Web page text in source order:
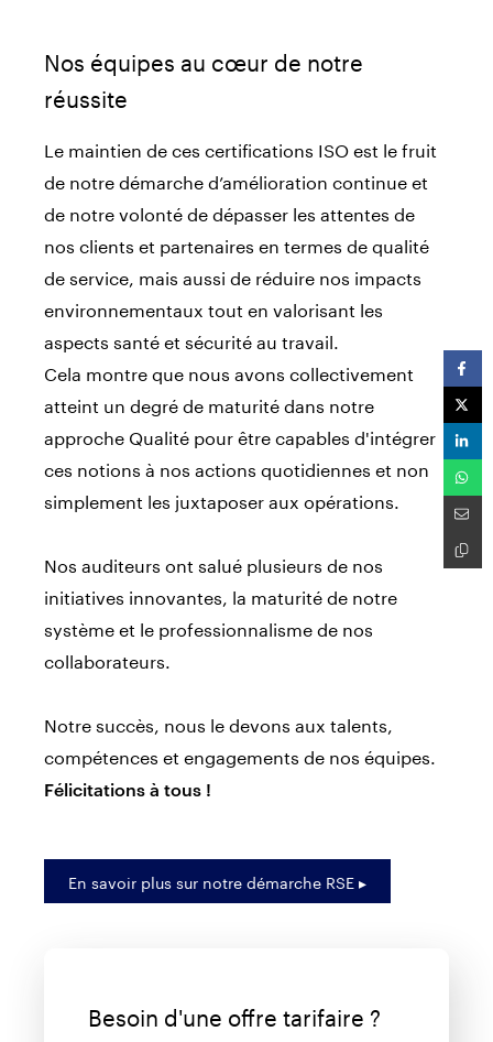
Nos équipes au cœur de notre
réussite
Le maintien de ces certifications ISO est le fruit
de notre démarche d’amélioration continue et
de notre volonté de dépasser les attentes de
nos clients et partenaires en termes de qualité
de service, mais aussi de réduire nos impacts
environnementaux tout en valorisant les
aspects santé et sécurité au travail.
Cela montre que nous avons collectivement
atteint un degré de maturité dans notre
approche Qualité pour être capables d'intégrer
ces notions à nos actions quotidiennes et non
simplement les juxtaposer aux opérations.
Nos auditeurs ont salué plusieurs de nos
initiatives innovantes, la maturité de notre
système et le professionnalisme de nos
collaborateurs.
Notre succès, nous le devons aux talents,
compétences et engagements de nos équipes.
Félicitations à tous !
En savoir plus sur notre démarche RSE ▸
Besoin d'une offre tarifaire ?